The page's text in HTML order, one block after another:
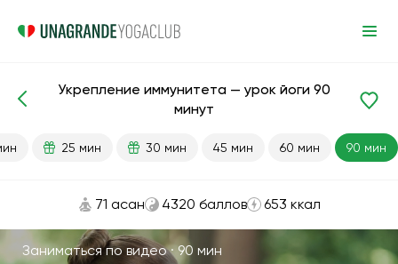
Иммунитет
Укрепление иммунитета — урок йоги 90
минут
25 мин 30 мин 45 мин 60 мин 90 мин
71 асан 4320 баллов 653 ккал
Заниматься по видео ·90 мин